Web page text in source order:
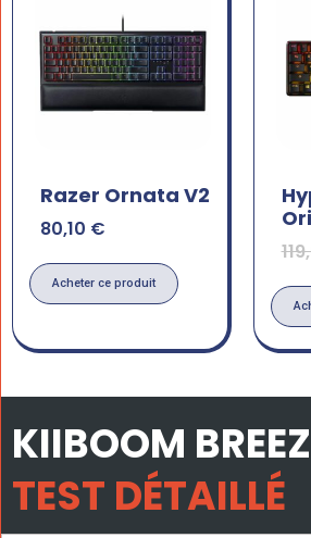
Razer Ornata V2
80,10 €
Acheter ce produit
KIIBOOM
TEST DÉTAILLÉ